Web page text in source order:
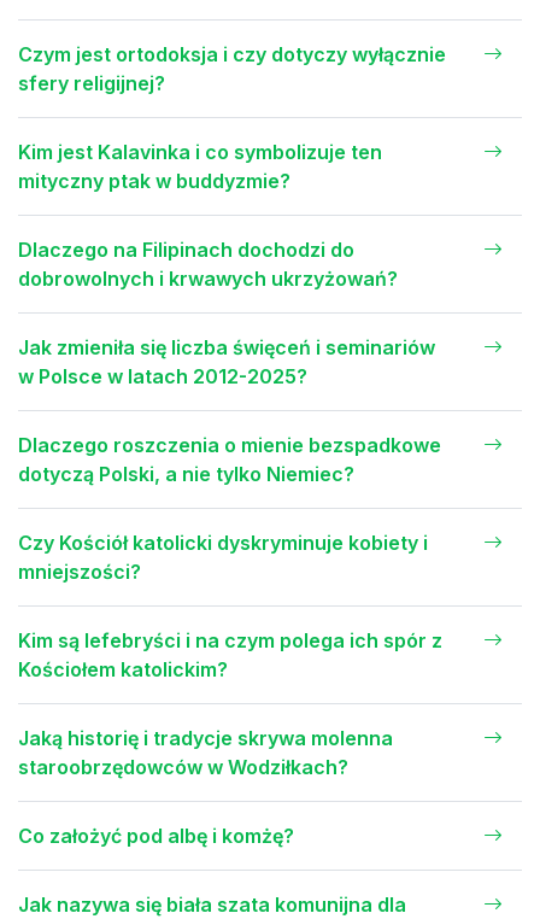
Czym jest ortodoksja i czy dotyczy wyłącznie
sfery religijnej?
Kim jest Kalavinka i co symbolizuje ten
mityczny ptak w buddyzmie?
Dlaczego na Filipinach dochodzi do
dobrowolnych i krwawych ukrzyżowań?
Jak zmieniła się liczba święceń i seminariów
w Polsce w latach 2012-2025?
Dlaczego roszczenia o mienie bezspadkowe
dotyczą Polski, a nie tylko Niemiec?
Czy Kościół katolicki dyskryminuje kobiety i
mniejszości?
Kim są lefebryści i na czym polega ich spór z
Kościołem katolickim?
Jaką historię i tradycje skrywa molenna
staroobrzędowców w Wodziłkach?
Co założyć pod albę i komżę?
Jak nazywa się biała szata komunijna dla